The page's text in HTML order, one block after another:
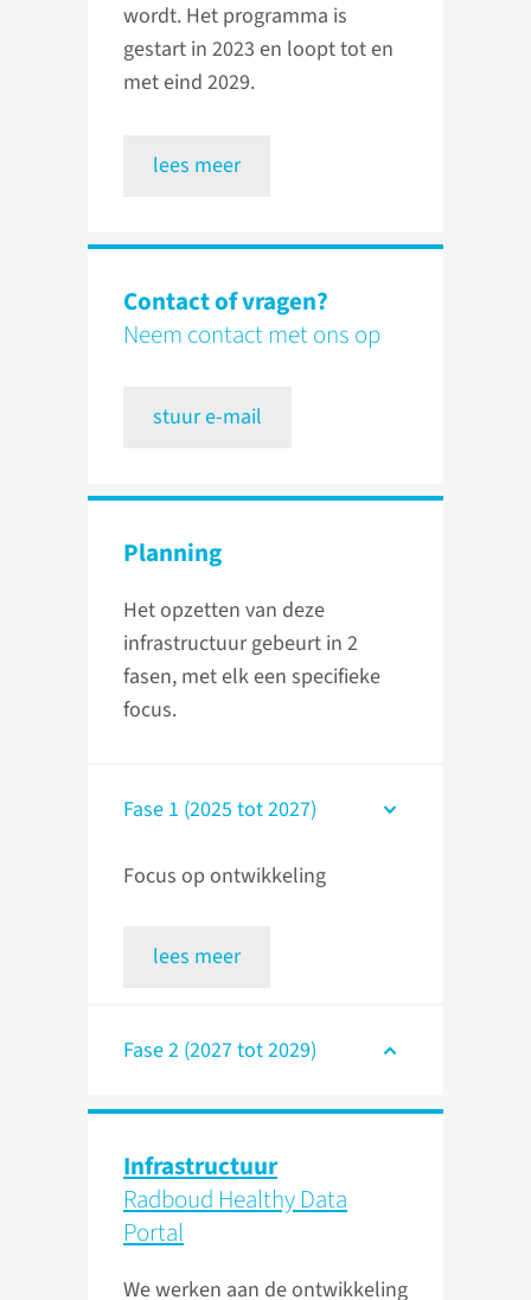
wordt. Het programma is
gestart in 2023 en loopt tot en
met eind 2029.
lees meer
Contact of vragen?
Neem contact met ons op
stuur e-mail
Planning
Het opzetten van deze
infrastructuur gebeurt in 2
fasen, met elk een specifieke
focus.
Fase 1 (2025 tot 2027)
Focus op ontwikkeling
lees meer
Fase 2 (2027 tot 2029)
Infrastructuur
Radboud Healthy Data
Portal
We werken aan de ontwikkeling